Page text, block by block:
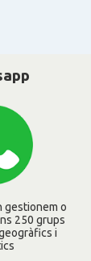
gestionem o
250 grups
i